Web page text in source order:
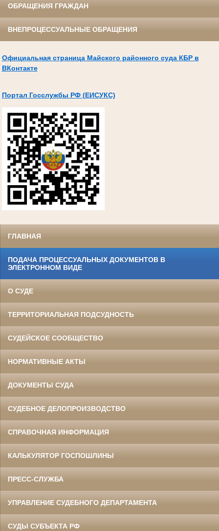
ОБРАЩЕНИЯ ГРАЖДАН
ВНЕПРОЦЕССУАЛЬНЫЕ ОБРАЩЕНИЯ
Официальная страница Майского районного суда КБР в
ВКонтакте
Портал Госслужбы РФ (ЕИСУКС)
ГЛАВНАЯ
ПОДАЧА ПРОЦЕССУАЛЬНЫХ ДОКУМЕНТОВ В
ЭЛЕКТРОННОМ ВИДЕ
О СУДЕ
ТЕРРИТОРИАЛЬНАЯ ПОДСУДНОСТЬ
СУДЕЙСКОЕ СООБЩЕСТВО
НОРМАТИВНЫЕ АКТЫ
ДОКУМЕНТЫ СУДА
СУДЕБНОЕ ДЕЛОПРОИЗВОДСТВО
СПРАВОЧНАЯ ИНФОРМАЦИЯ
КАЛЬКУЛЯТОР ГОСПОШЛИНЫ
ПРЕСС-СЛУЖБА
УПРАВЛЕНИЕ СУДЕБНОГО ДЕПАРТАМЕНТА
СУДЫ СУБЪЕКТА РФ